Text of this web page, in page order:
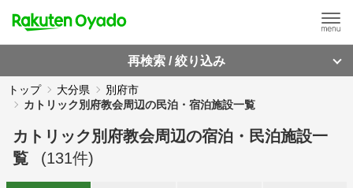
再検索 / 絞り込み
トップ 大分県
別府市
カトリック別府教会周辺の民泊・宿泊施設一覧
カトリック別府教会周辺の宿泊・民泊施設一
覧
(131件)